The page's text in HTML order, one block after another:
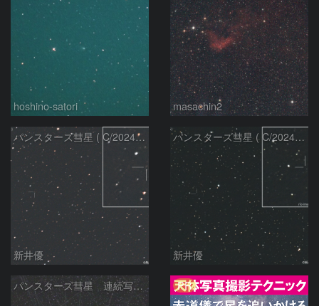
hoshino-satori masachin2
パンスターズ彗星 ( C/2024R4 )：2026/06/28
新井優
パンスターズ彗星 ( C/2024G4 )の予報位置：2026/06/23
新井優
パンスターズ彗星 連続写真 再処理 PR